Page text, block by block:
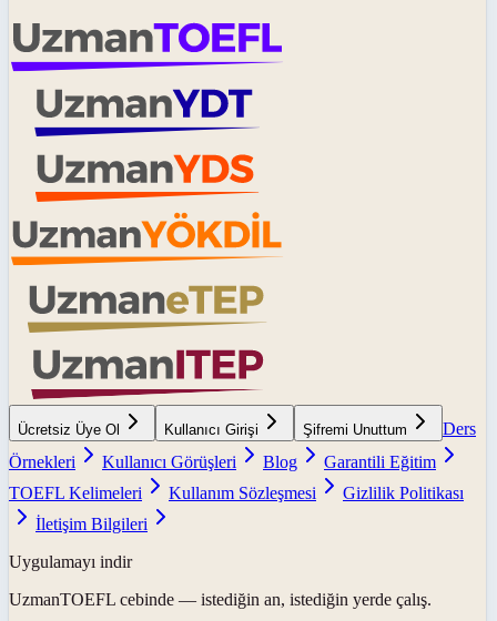
Ücretsiz Üye Ol Kullanıcı Girişi Şifremi Unuttum
Ders
Örnekleri
Kullanıcı Görüşleri Blog
Garantili Eğitim
TOEFL Kelimeleri
Kullanım Sözleşmesi
Gizlilik Politikası
İletişim Bilgileri
Uygulamayı indir
UzmanTOEFL cebinde — istediğin an, istediğin yerde çalış.